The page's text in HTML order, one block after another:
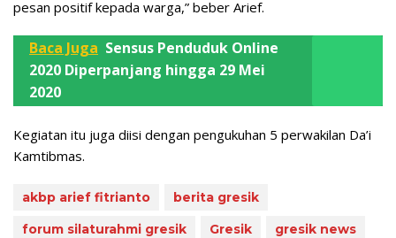
pesan positif kepada warga,” beber Arief.
Baca Juga Sensus Penduduk Online
2020 Diperpanjang hingga 29 Mei
2020
Kegiatan itu juga diisi dengan pengukuhan 5 perwakilan Da’i
Kamtibmas.
akbp arief fitrianto
berita gresik
forum silaturahmi gresik
Gresik
gresik news